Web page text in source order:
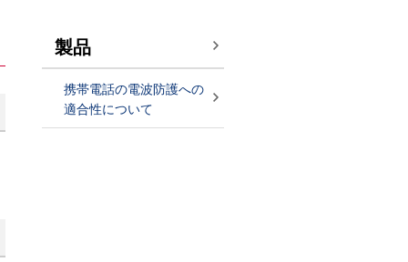
製品
携帯電話の電波防護への
適合性について